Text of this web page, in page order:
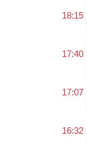
18:15
17:40
17:07
16:32